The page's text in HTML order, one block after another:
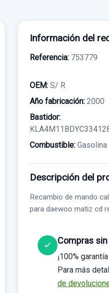
Información del
Referencia: 753779
OEM: S/ R
Año fabricación: 2000
Bastidor:
Combustible: Gasolina
Descripción del
Recambio de mando
para daewoo matiz cd
Compras
¡100%
Para más
de